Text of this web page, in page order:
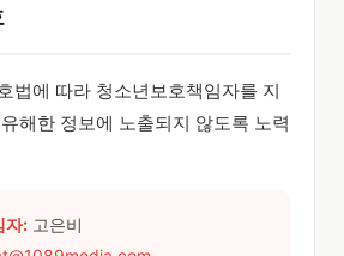
법에 따라 청소년보호책임자를 지
해한 정보에 노출되지 않도록 노력
자: 고은비